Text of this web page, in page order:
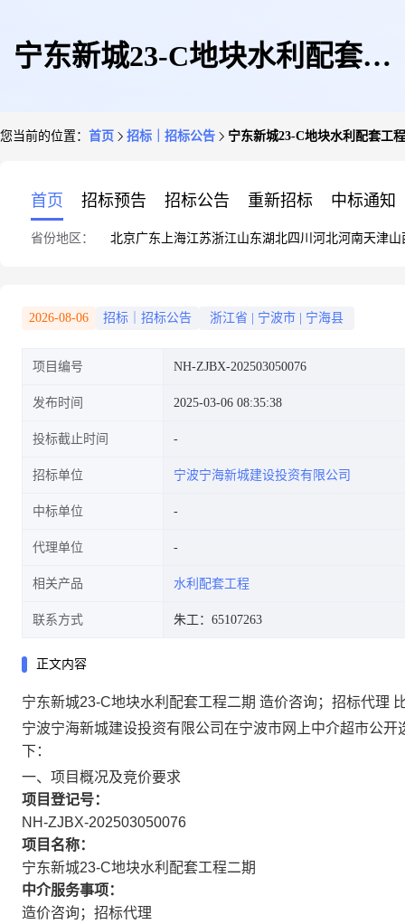
宁东新城23-C地块水利配套工
您当前的位置： 首页 招标｜招标公告 宁东新城23-C地块水利配套工
首页 招标预告 招标公告 重新招标 中标通知
省份地区： 北京广东 上海江苏浙江山东湖北四川 河北河南天津山
2026-08-06 招标｜招标公告 浙江省 宁波市 宁海县
项目编号 NH-ZJBX-202503050076
发布时间 2025-03-06 08:35:38
投标截止时间
招标单位 宁波宁海新城建设投资有限公司
中标单位
代理单位
相关产品 水利配套工程
联系方式 朱工：65107263
正文内容
宁东新城23-C地块水利配套工程二期 造价咨询；招标代理
宁波宁海新城建设投资有限公司在宁波市网上中介超市公
下：
一、项目概况及竞价要求
项目登记号：
NH-ZJBX-202503050076
项目名称：
宁东新城23-C地块水利配套工程二期
中介服务事项：
造价咨询；招标代理